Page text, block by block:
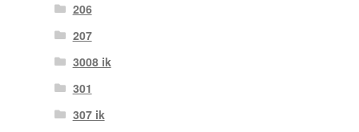
206
207
3008 ik
301
307 ik